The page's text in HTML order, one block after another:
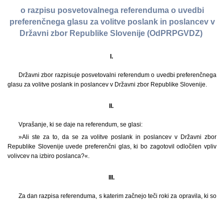
o razpisu posvetovalnega referenduma o uvedbi
preferenčnega glasu za volitve poslank in poslancev v
Državni zbor Republike Slovenije (OdPRPGVDZ)
I.
Državni zbor razpisuje posvetovalni referendum o uvedbi preferenčnega
glasu za volitve poslank in poslancev v Državni zbor Republike Slovenije.
II.
Vprašanje, ki se daje na referendum, se glasi:
»Ali ste za to, da se za volitve poslank in poslancev v Državni zbor
Republike Slovenije uvede preferenčni glas, ki bo zagotovil odločilen vpliv
volivcev na izbiro poslanca?«.
III.
Za dan razpisa referenduma, s katerim začnejo teči roki za opravila, ki so